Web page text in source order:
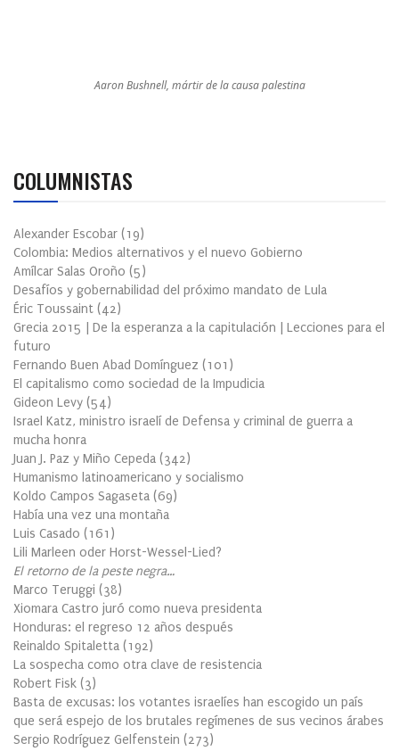
Aaron Bushnell, mártir de la causa palestina
COLUMNISTAS
Alexander Escobar (19)
Colombia: Medios alternativos y el nuevo Gobierno
Amílcar Salas Oroño (5)
Desafíos y gobernabilidad del próximo mandato de Lula
Éric Toussaint (42)
Grecia 2015 | De la esperanza a la capitulación | Lecciones para el
futuro
Fernando Buen Abad Domínguez (101 )
El capitalismo como sociedad de la Impudicia
Gideon Levy (54)
Israel Katz, ministro israelí de Defensa y criminal de guerra a
mucha honra
Juan J. Paz y Miño Cepeda (342)
Humanismo latinoamericano y socialismo
Koldo Campos Sagaseta (69)
Había una vez una montaña
Luis Casado (161 )
Lili Marleen oder Horst-Wessel-Lied?
El retorno de la peste negra…
Marco Teruggi (38)
Xiomara Castro juró como nueva presidenta
Honduras: el regreso 12 años después
Reinaldo Spitaletta (192)
La sospecha como otra clave de resistencia
Robert Fisk (3)
Basta de excusas: los votantes israelíes han escogido un país
que será espejo de los brutales regímenes de sus vecinos árabes
Sergio Rodríguez Gelfenstein (273)